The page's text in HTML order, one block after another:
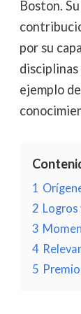
Boston.
por su
disciplinas
ejemplo
1
2
3
4
5